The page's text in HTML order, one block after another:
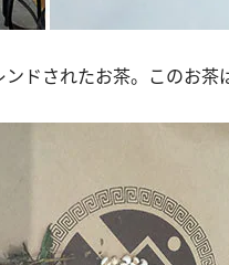
ドされたお茶。このお茶